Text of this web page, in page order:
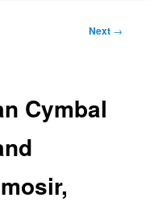
Next →
Cymbal